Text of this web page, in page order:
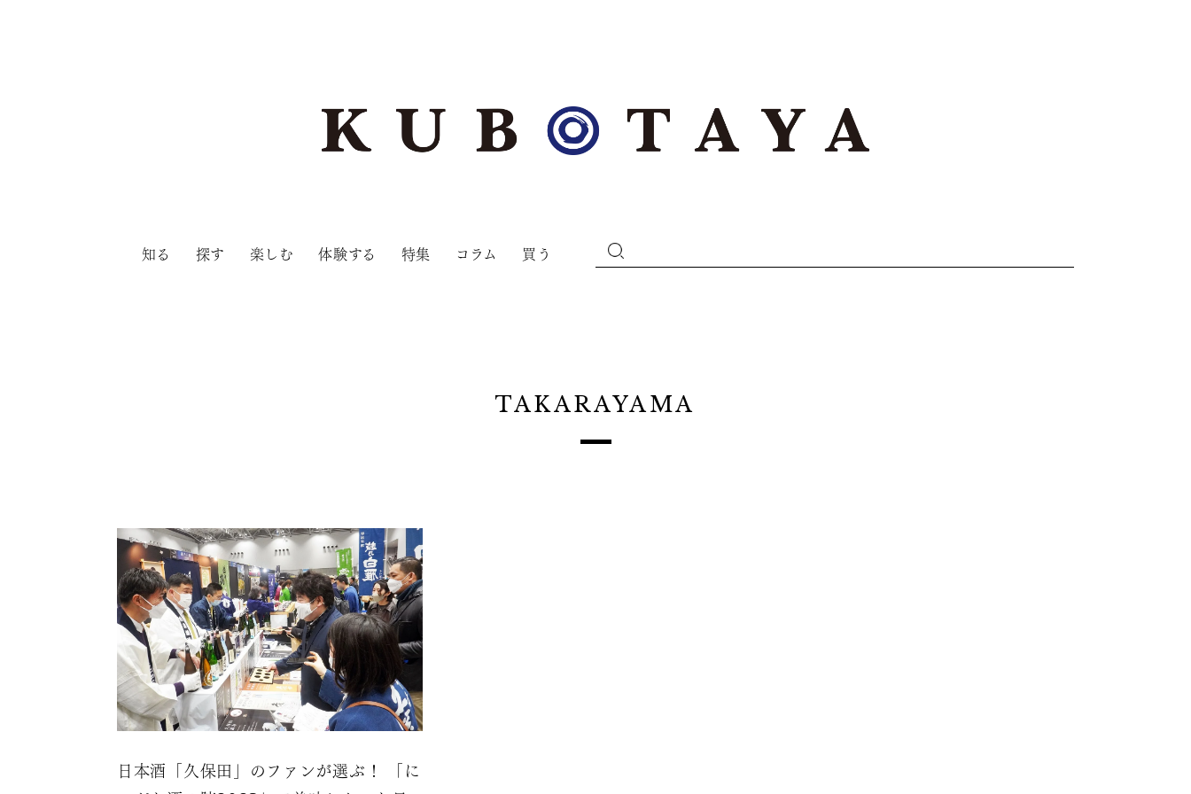
知る 探す 楽しむ 体験する 特集 コラム 買う
TAKARAYAMA
日本酒「久保田」のファンが選ぶ！ 「に